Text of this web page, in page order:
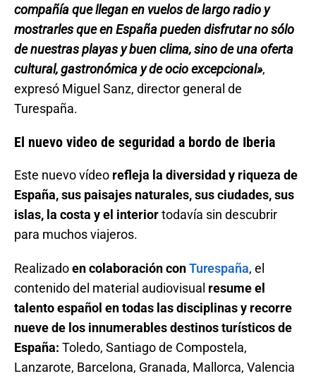
compañía que llegan en vuelos de largo radio y
mostrarles que en España pueden disfrutar no sólo
de nuestras playas y buen clima, sino de una oferta
cultural, gastronómica y de ocio excepcional»,
expresó Miguel Sanz, director general de
Turespaña.
El nuevo video de seguridad a bordo de Iberia
Este nuevo vídeo refleja la diversidad y riqueza de
España, sus paisajes naturales, sus ciudades, sus
islas, la costa y el interiortodavía sin descubrir
para muchos viajeros.
Realizadoen colaboración conTurespaña , el
contenido del material audiovisual resume el
talento español en todas las disciplinas y recorre
nueve de los innumerables destinos turísticos de
España: Toledo, Santiago de Compostela,
Lanzarote, Barcelona, Granada, Mallorca, Valencia